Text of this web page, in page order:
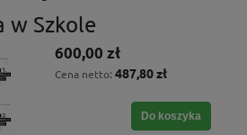
w Szkole
600,00 zł
Cena netto: 487,80 zł
Do koszyka